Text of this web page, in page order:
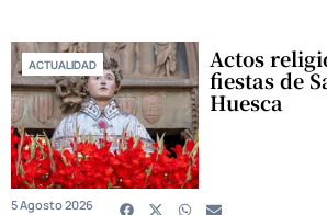
ACTUALIDAD Actos
fiestas de
Huesca
5 Agosto 2026